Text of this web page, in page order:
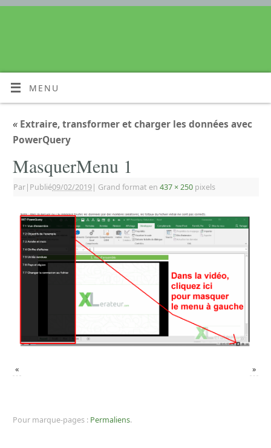
MENU
« Extraire, transformer et charger les données avec
PowerQuery
MasquerMenu 1
Par| Publié09/02/2019| Grand format en 437 × 250 pixels
« »
Pour marque-pages : Permaliens.